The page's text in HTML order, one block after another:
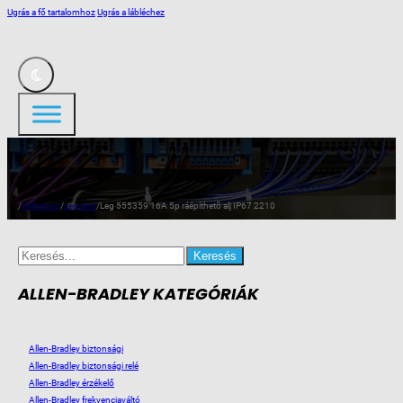
Ugrás a fő tartalomhozUgrás a lábléchez
/Webshop/Legrand/Leg 555359 16A 5p ráépíthetõ alj IP67 2210
Search
for:
ALLEN-BRADLEY KATEGÓRIÁK
Allen-Bradley biztonsági
Allen-Bradley biztonsági relé
Allen-Bradley érzékelő
Allen-Bradley frekvenciaváltó